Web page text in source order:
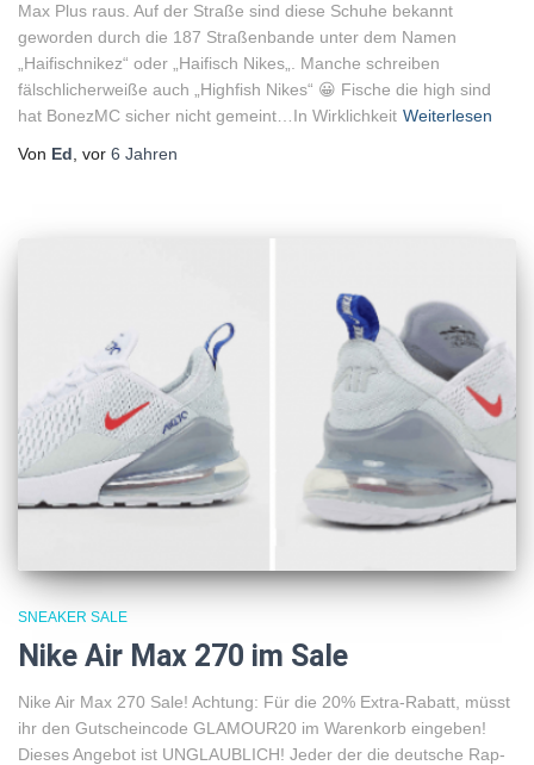
Max Plus raus. Auf der Straße sind diese Schuhe bekannt
geworden durch die 187 Straßenbande unter dem Namen
„Haifischnikez“ oder „Haifisch Nikes„. Manche schreiben
fälschlicherweiße auch „Highfish Nikes“ 😀 Fische die high sind
hat BonezMC sicher nicht gemeint…In Wirklichkeit Weiterlesen
Von Ed , vor 6 Jahren
SNEAKER SALE
Nike Air Max 270 im Sale
Nike Air Max 270 Sale! Achtung: Für die 20% Extra-Rabatt, müsst
ihr den Gutscheincode GLAMOUR20 im Warenkorb eingeben!
Dieses Angebot ist UNGLAUBLICH! Jeder der die deutsche Rap-